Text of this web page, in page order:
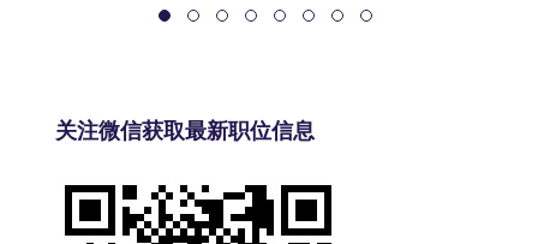
关注微信获取最新职位信息